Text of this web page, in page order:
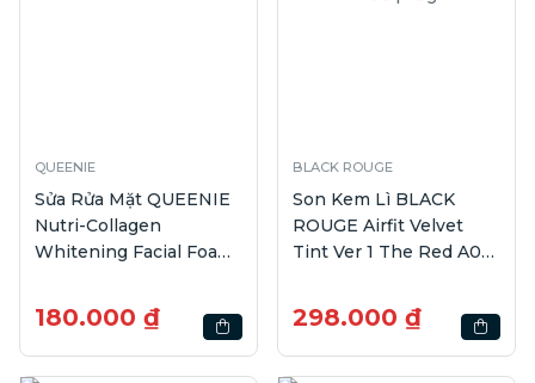
QUEENIE
Sửa Rửa Mặt QUEENIE
Nutri-Collagen
Whitening Facial Foam
180.000 ₫
BLACK ROUGE
Son Kem Lì BLACK
ROUGE Airfit Velvet
Tint Ver 1 The Red A03
298.000 ₫